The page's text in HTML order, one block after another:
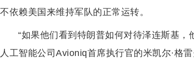
不依赖美国来维持军队的正常运转。
“如果他们看到特朗普如何对待泽连斯基，
人工智能公司Avioniq首席执行官的米凯尔·格